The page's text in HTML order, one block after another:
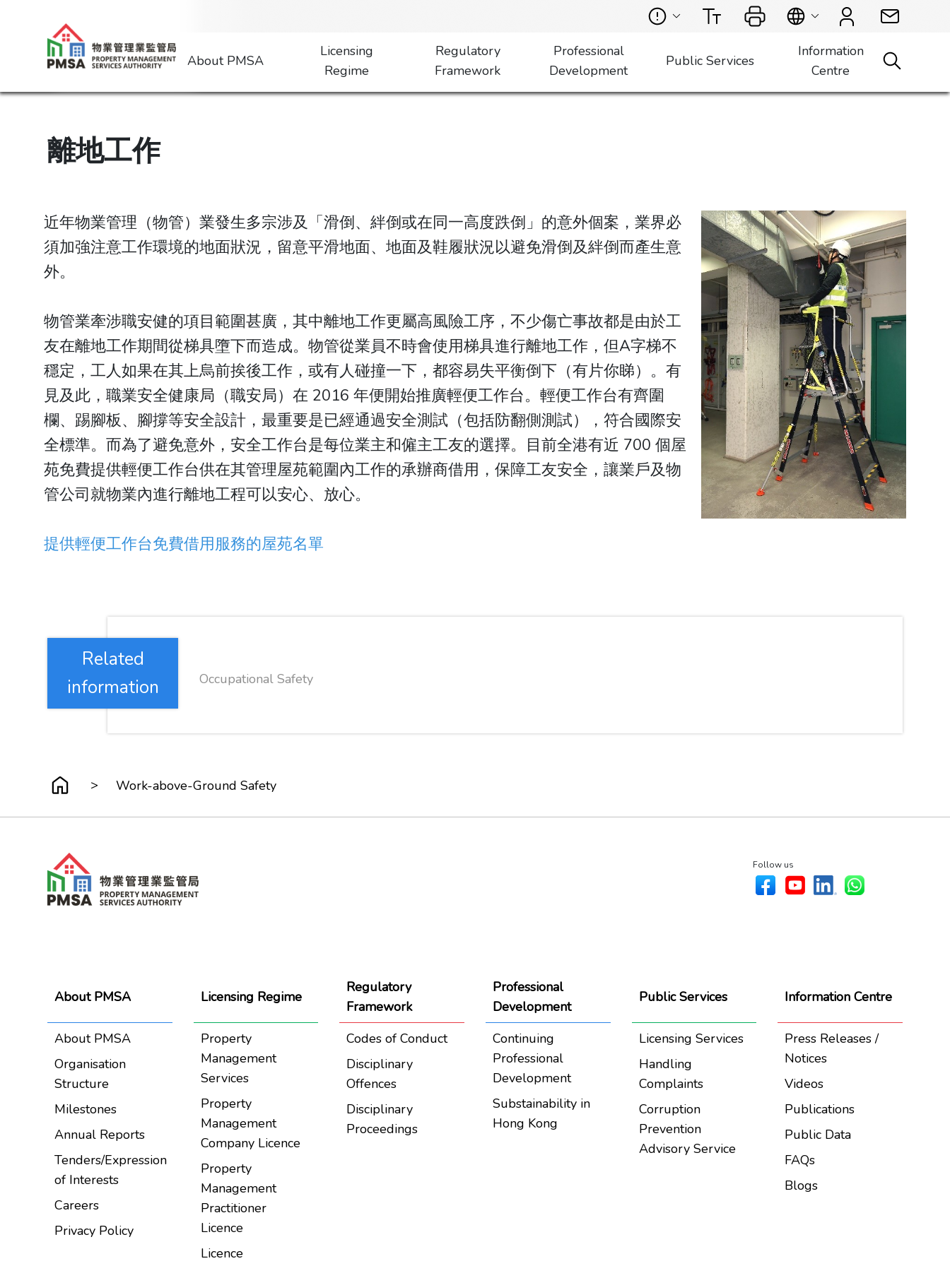
About PMSA
Licensing
Regime
Regulatory
Framework
Professional
Development
Public Services
Information
Centre
離地工作
近年物業管理（物管）業發生多宗涉及「滑倒、絆倒或在同一高度跌倒」的意外個案，業界必
須加強注意工作環境的地面狀況，留意平滑地面、地面及鞋履狀況以避免滑倒及絆倒而產生意
外。
物管業牽涉職安健的項目範圍甚廣，其中離地工作更屬高風險工序，不少傷亡事故都是由於工
友在離地工作期間從梯具墮下而造成。物管從業員不時會使用梯具進行離地工作，但A字梯不
穩定，工人如果在其上烏前挨後工作，或有人碰撞一下，都容易失平衡倒下（有片你睇）。有
見及此，職業安全健康局（職安局）在 2016 年便開始推廣輕便工作台。輕便工作台有齊圍
欄、踢腳板、腳撐等安全設計，最重要是已經通過安全測試（包括防翻側測試），符合國際安
全標準。而為了避免意外，安全工作台是每位業主和僱主工友的選擇。目前全港有近 700 個屋
苑免費提供輕便工作台供在其管理屋苑範圍內工作的承辦商借用，保障工友安全，讓業戶及物
管公司就物業內進行離地工程可以安心、放心。
提供輕便工作台免費借用服務的屋苑名單
Occupational Safety
Related
information
> Work-above-Ground Safety
Follow us
About PMSA
About PMSA
Organisation
Structure
Milestones
Annual Reports
Tenders/Expression
of Interests
Careers
Privacy Policy
Licensing Regime
Property
Management
Services
Property
Management
Company Licence
Property
Management
Practitioner
Licence
Licence
Regulatory
Framework
Codes of Conduct
Disciplinary
Offences
Disciplinary
Proceedings
Professional
Development
Continuing
Professional
Development
Substainability in
Hong Kong
Public Services
Licensing Services
Handling
Complaints
Corruption
Prevention
Advisory Service
Information Centre
Press Releases /
Notices
Videos
Publications
Public Data
FAQs
Blogs